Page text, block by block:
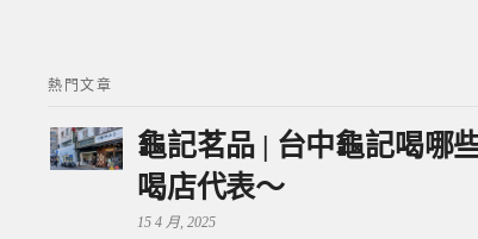
熱門文章
龜記茗品 | 台中龜記喝哪
喝店代表～
15 4 月, 2025